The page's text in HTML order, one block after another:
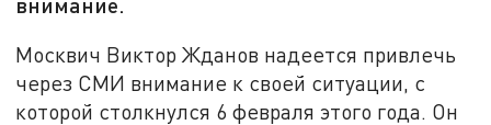
Москвич Виктор Жданов надеется привлечь
через СМИ внимание к своей ситуации, с
которой столкнулся 6февраля этого года. Он